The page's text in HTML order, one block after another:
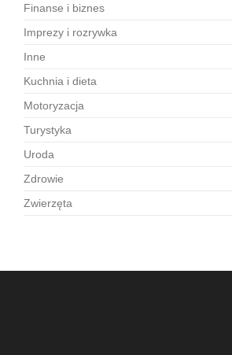
Finanse i biznes
Imprezy i rozrywka
Inne
Kuchnia i dieta
Motoryzacja
Turystyka
Uroda
Zdrowie
Zwierzęta